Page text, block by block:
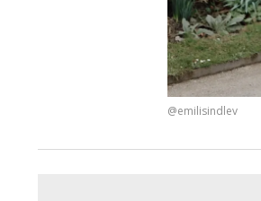
@emilisindlev